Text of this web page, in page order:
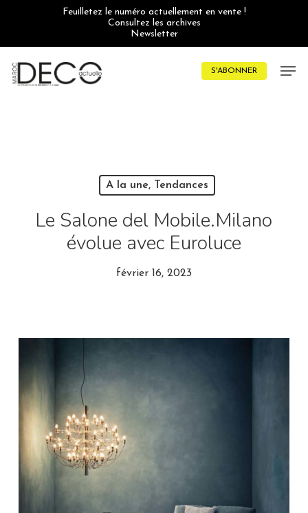
Feuilletez le numéro actuellement en vente !
Consultez les archives
Newsletter
S'ABONNER
A la une, Tendances
Le Salone del Mobile.Milano
évolue avec Euroluce
février 16, 2023